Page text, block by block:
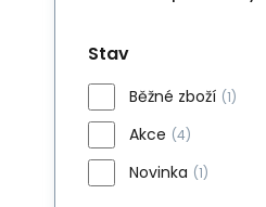
Stav
Běžné zboží (1)
Akce (4)
Novinka (1)